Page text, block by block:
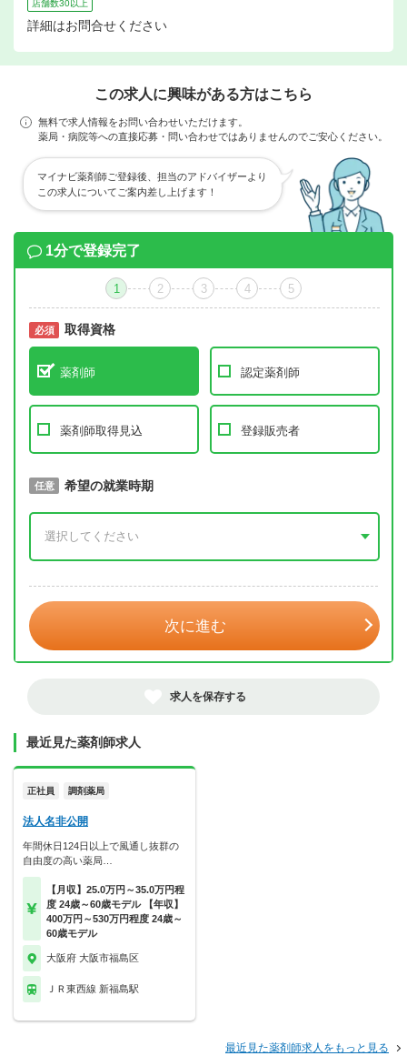
店舗数30以上
詳細はお問合せください
この求人に興味がある方はこちら
無料で求人情報をお問い合わせいただけます。
薬局・病院等への直接応募・問い合わせではありませんのでご安心ください。
マイナビ薬剤師ご登録後、担当のアドバイザーより
この求人についてご案内差し上げます！
1分で登録完了
1 2 3 4 5
必須 取得資格
薬剤師 認定薬剤師
薬剤師取得見込 登録販売者
必須 取得予定年
任意 希望の就業時期
次に進む
求人を保存する
最近見た薬剤師求人
正社員 調剤薬局
法人名非公開
年間休日124日以上で風通し抜群の
自由度の高い薬局…
【月収】25.0万円～35.0万円程
度 24歳～60歳モデル 【年収】
400万円～530万円程度 24歳～
60歳モデル
大阪府 大阪市福島区
ＪＲ東西線 新福島駅
最近見た薬剤師求人をもっと見る